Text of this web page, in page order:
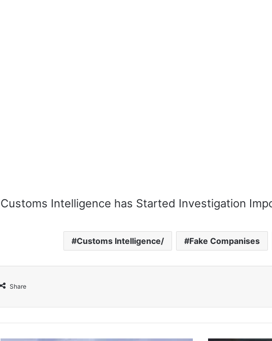
Customs Intelligence has Started Investigation
Customs Intelligence/ Fake Companises
Share